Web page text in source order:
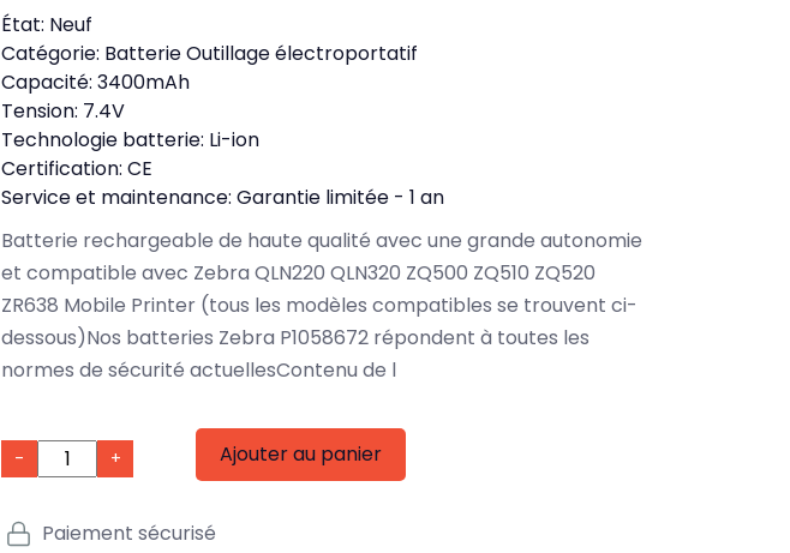
État: Neuf
Catégorie: Batterie Outillage électroportatif
Capacité: 3400mAh
Tension: 7.4V
Technologie batterie: Li-ion
Certification: CE
Service et maintenance: Garantie limitée - 1 an
Batterie rechargeable de haute qualité avec une grande autonomie
et compatible avec Zebra QLN220 QLN320 ZQ500 ZQ510 ZQ520
ZR638 Mobile Printer (tous les modèles compatibles se trouvent ci-
dessous)Nos batteries Zebra P1058672 répondent à toutes les
normes de sécurité actuellesContenu de l
- + Ajouter au panier
Paiement sécurisé